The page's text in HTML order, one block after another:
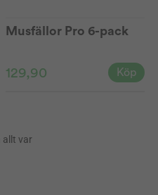
Musfällor Pro 6-pack
129,90 Köp